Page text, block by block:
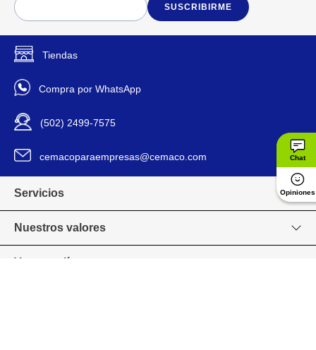
Marca Zlumini
Mecanismo De
Encendido
Modelo
Código SKU 1171212
SUSCRIBIRME
Tiendas
Compra por WhatsApp
(502) 2499-7575
cemacoparaempresas@cemaco.com
Servicios
Nuestros valores
Venta en línea
Chat
Opiniones